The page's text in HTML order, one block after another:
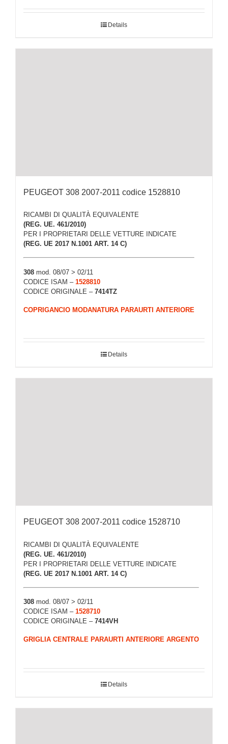
Details
PEUGEOT 308 2007-2011 codice 1528810
RICAMBI DI QUALITÀ EQUIVALENTE
(REG. UE. 461/2010)
PER I PROPRIETARI DELLE VETTURE INDICATE
(REG. UE 2017 N.1001 ART. 14 C)
308 mod. 08/07 > 02/11
CODICE ISAM – 1528810
CODICE ORIGINALE – 7414TZ
COPRIGANCIO MODANATURA PARAURTI ANTERIORE
Details
PEUGEOT 308 2007-2011 codice 1528710
RICAMBI DI QUALITÀ EQUIVALENTE
(REG. UE. 461/2010)
PER I PROPRIETARI DELLE VETTURE INDICATE
(REG. UE 2017 N.1001 ART. 14 C)
308 mod. 08/07 > 02/11
CODICE ISAM – 1528710
CODICE ORIGINALE – 7414VH
GRIGLIA CENTRALE PARAURTI ANTERIORE ARGENTO
Details